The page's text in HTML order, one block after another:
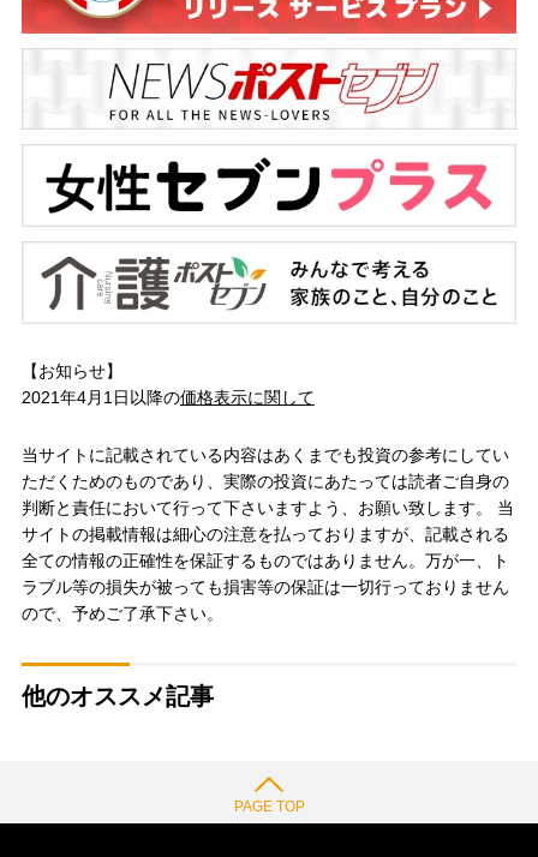
【お知らせ】
2021年4月1日以降の価格表示に関して
当サイトに記載されている内容はあくまでも投資の参考にしてい
ただくためのものであり、実際の投資にあたっては読者ご自身の
判断と責任において行って下さいますよう、お願い致します。 当
サイトの掲載情報は細心の注意を払っておりますが、記載される
全ての情報の正確性を保証するものではありません。万が一、ト
ラブル等の損失が被っても損害等の保証は一切行っておりません
ので、予めご了承下さい。
他のオススメ記事
PAGE TOP